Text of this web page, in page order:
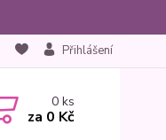
Přihlášení
0ks
za 0 Kč